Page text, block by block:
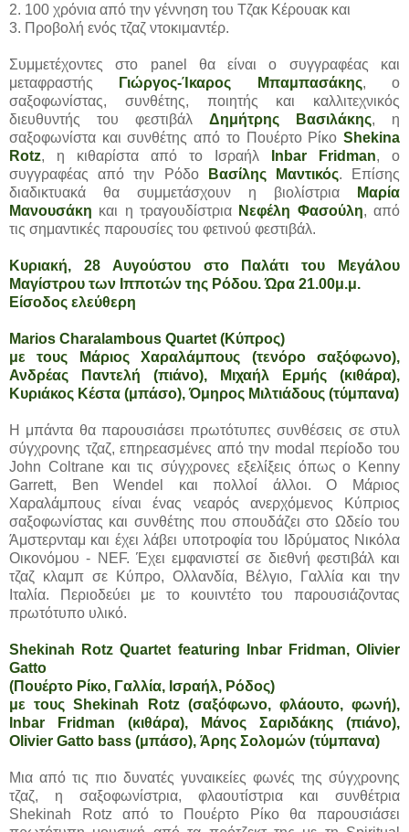
2. 100 χρόνια από την γέννηση του Τζακ Κέρουακ και
3. Προβολή ενός τζαζ ντοκιμαντέρ.
Συμμετέχοντες στο panel θα είναι ο συγγραφέας και
μεταφραστής
Γιώργος-Ίκαρος Μπαμπασάκης, ο
σαξοφωνίστας, συνθέτης, ποιητής και καλλιτεχνικός
διευθυντής του φεστιβάλ Δημήτρης Βασιλάκης, η
σαξοφωνίστα και συνθέτης από το Πουέρτο Ρίκο Shekina
Rotz, η κιθαρίστα από το Ισραήλ Inbar Fridman, ο
συγγραφέας από την ΡόδοΒασίλης Μαντικός. Επίσης
διαδικτυακά θα συμμετάσχουν η βιολίστρια
Μαρία
Μανουσάκη και η τραγουδίστρια Νεφέλη Φασούλη, από
τις σημαντικές παρουσίες του φετινού φεστιβάλ.
Κυριακή, 28 Αυγούστου στο Παλάτι του Μεγάλου
Μαγίστρου των Ιπποτών της Ρόδου. Ώρα 21.00μ.μ.
Είσοδος ελεύθερη
Marios Charalambous Quartet (Κύπρος)
με τους Μάριος Χαραλάμπους (τενόρο σαξόφωνο),
Ανδρέας Παντελή (πιάνο), Μιχαήλ Ερμής (κιθάρα),
Κυριάκος Κέστα (μπάσο), Όμηρος Μιλτιάδους (τύμπανα)
Η μπάντα θα παρουσιάσει πρωτότυπες συνθέσεις σε στυλ
σύγχρονης τζαζ, επηρεασμένες από την modal περίοδο του
John Coltrane και τις σύγχρονες εξελίξεις όπως ο Kenny
Garrett, Ben Wendel και πολλοί άλλοι. Ο Μάριος
Χαραλάμπους είναι ένας νεαρός ανερχόμενος Κύπριος
σαξοφωνίστας και συνθέτης που σπουδάζει στο Ωδείο του
Άμστερνταμ και έχει λάβει υποτροφία του Ιδρύματος Νικόλα
Οικονόμου - NEF. Έχει εμφανιστεί σε διεθνή φεστιβάλ και
τζαζ κλαμπ σε Κύπρο, Ολλανδία, Βέλγιο, Γαλλία και την
Ιταλία. Περιοδεύει με το κουιντέτο του παρουσιάζοντας
πρωτότυπο υλικό.
Shekinah Rotz Quartet featuring Inbar Fridman, Olivier
Gatto
(Πουέρτο Ρίκο, Γαλλία, Ισραήλ, Ρόδος)
με τους Shekinah Rotz (σαξόφωνο, φλάουτο, φωνή),
Inbar Fridman (κιθάρα), Μάνος Σαριδάκης (πιάνο),
Olivier Gatto bass (μπάσο), Άρης Σολομών (τύμπανα)
Μια από τις πιο δυνατές γυναικείες φωνές της σύγχρονης
τζαζ, η σαξοφωνίστρια, φλαουτίστρια και συνθέτρια
Shekinah Rotz από το Πουέρτο Ρίκο θα παρουσιάσει